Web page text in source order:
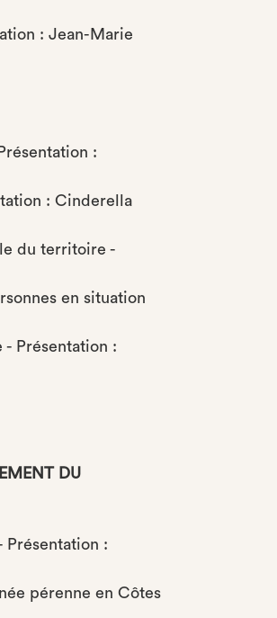
: Jean-Marie
:
: Cinderella
du territoire -
en situation
Présentation :
DU
Présentation :
pérenne en Côtes